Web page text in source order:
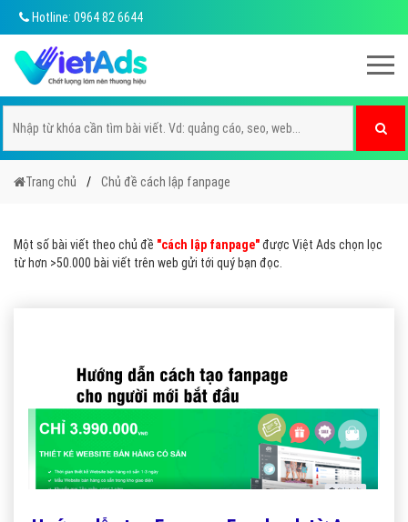
Hotline: 0964 82 6644
Trang chủ Chủ đề cách lập fanpage
Một số bài viết theo chủ đề "cách lập fanpage"được Việt Ads chọn lọc
từ hơn >50.000 bài viết trên web gửi tới quý bạn đọc.